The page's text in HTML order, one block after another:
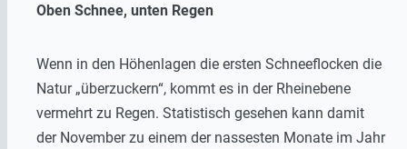
Oben Schnee, unten Regen
Wenn in den Höhenlagen die ersten Schneeflocken die
Natur „überzuckern“, kommt es in der Rheinebene
vermehrt zu Regen. Statistisch gesehen kann damit
der November zu einem der nassesten Monate im Jahr